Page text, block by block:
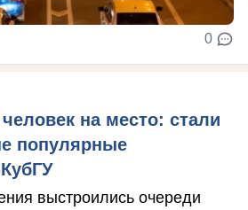
0
на место: стали
популярные
выстроились очереди